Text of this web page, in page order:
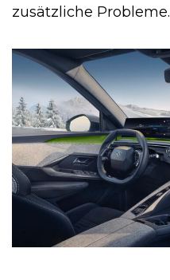
zusätzliche Probleme.